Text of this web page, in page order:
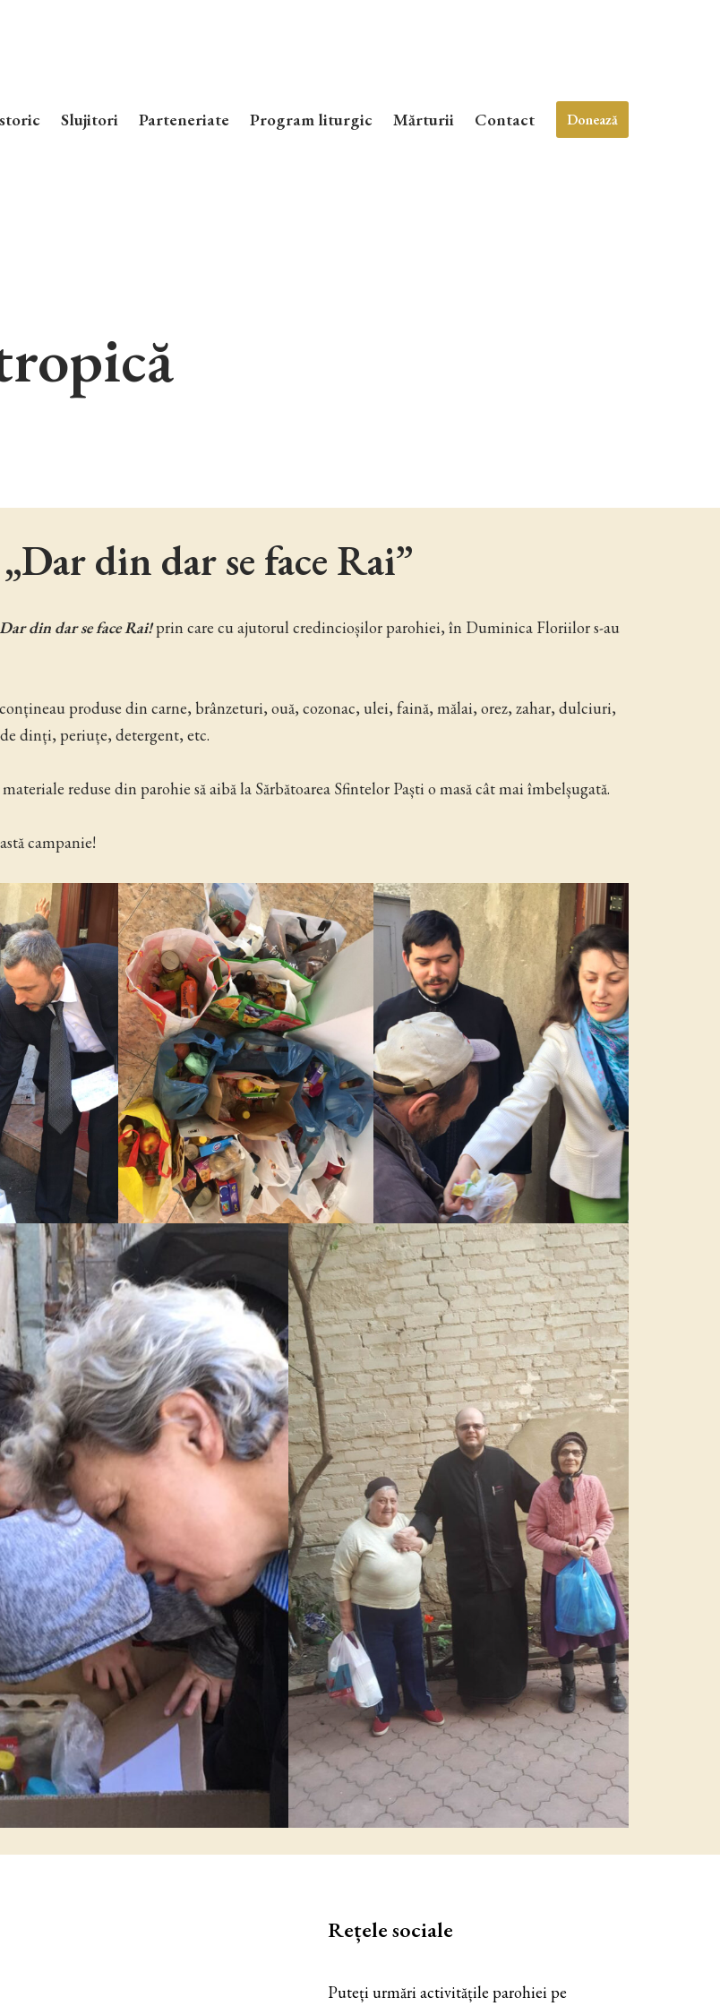
Slujitori Parteneriate Program liturgic Mărturii Contact Donează
din dar se face Rai”
Dar din dar se face Rai!prin care cu ajutorul credincioșilor parohiei, în Duminica Floriilor s-au
produse din carne, brânzeturi, ouă, cozonac, ulei, faină, mălai, orez, zahar, dulciuri,
dinți, periuțe, detergent, etc.
reduse din parohie să aibă la Sărbătoarea Sfintelor Paști o masă cât mai îmbelșugată.
campanie!
Rețele sociale
Puteți urmări activitățile parohiei pe